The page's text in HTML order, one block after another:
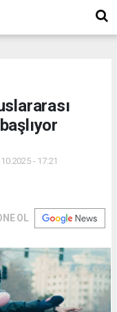
- 17:21
OL